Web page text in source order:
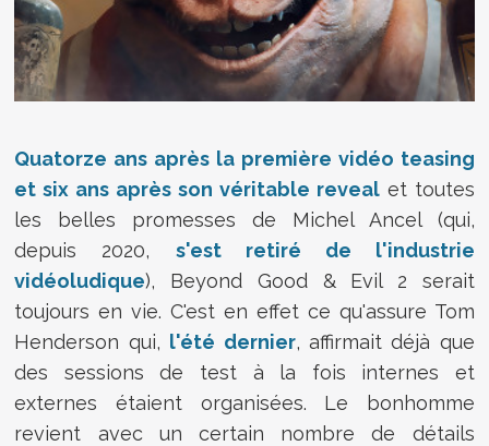
Quatorze ans après la première vidéo teasing
et six ans après son véritable revealet toutes
les belles promesses de Michel Ancel (qui,
depuis 2020, s'est retiré de l'industrie
vidéoludique), Beyond Good & Evil 2 serait
toujours en vie. C'est en effet ce qu'assure Tom
Henderson qui, l'été dernier, affirmait déjà que
des sessions de test à la fois internes et
externes étaient organisées. Le bonhomme
revient avec un certain nombre de détails